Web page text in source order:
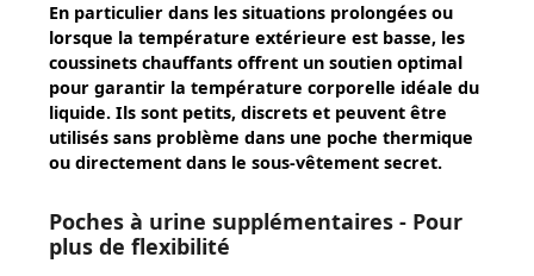
En particulier dans les situations prolongées ou
lorsque la température extérieure est basse, les
coussinets chauffants offrent un soutien optimal
pour garantir la température corporelle idéale du
liquide. Ils sont petits, discrets et peuvent être
utilisés sans problème dans une poche thermique
ou directement dans le sous-vêtement secret.
Poches à urine supplémentaires - Pour
plus de flexibilité